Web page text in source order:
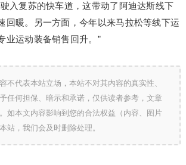
入复苏的快车道，这带动了阿迪达斯线下
回暖。另一方面，今年以来马拉松等线下运
业运动装备销售回升。”
不代表本站立场，本站不对其内容的真实性、
任何担保、暗示和承诺，仅供读者参考，文章
如本文内容影响到您的合法权益（内容、图片
站，我们会及时删除处理。